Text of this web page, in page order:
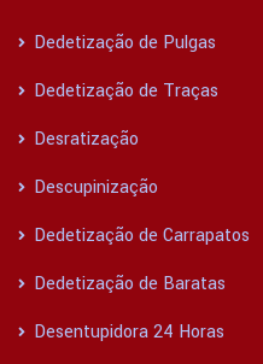
Dedetização de Pulgas
Dedetização de Traças
Desratização
Descupinização
Dedetização de Carrapatos
Dedetização de Baratas
Desentupidora 24 Horas